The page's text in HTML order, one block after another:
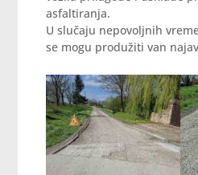
asfaltiranja.
U slučaju nepovoljnih
se mogu produžiti van